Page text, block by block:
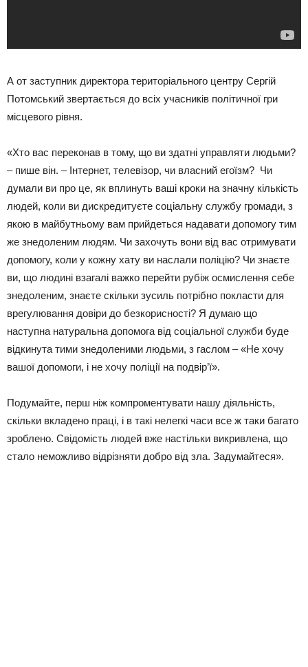
А от заступник директора територіального центру Сергій
Потомський звертається до всіх учасників політичної гри
місцевого рівня.
«Хто вас переконав в тому, що ви здатні управляти людьми?
– пише він. – Інтернет, телевізор, чи власний егоїзм? Чи
думали ви про це, як вплинуть ваші кроки на значну кількість
людей, коли ви дискредитуєте соціальну службу громади, з
якою в майбутньому вам прийдеться надавати допомогу тим
же знедоленим людям. Чи захочуть вони від вас отримувати
допомогу, коли у кожну хату ви наслали поліцію? Чи знаєте
ви, що людині взагалі важко перейти рубіж осмислення себе
знедоленим, знаєте скільки зусиль потрібно покласти для
врегулювання довіри до безкорисності? Я думаю що
наступна натуральна допомога від соціальної служби буде
відкинута тими знедоленими людьми, з гаслом – «Не хочу
вашої допомоги, і не хочу поліції на подвір’ї».
Подумайте, перш ніж компроментувати нашу діяльність,
скільки вкладено праці, і в такі нелегкі часи все ж таки багато
зроблено. Свідомість людей вже настільки викривлена, що
стало неможливо відрізняти добро від зла. Задумайтеся».